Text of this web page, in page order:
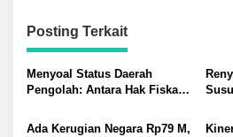
Posting Terkait
Menyoal Status Daerah
Pengolah: Antara Hak Fiskal
Morowali-Morut
Ada Kerugian Negara Rp79 M,